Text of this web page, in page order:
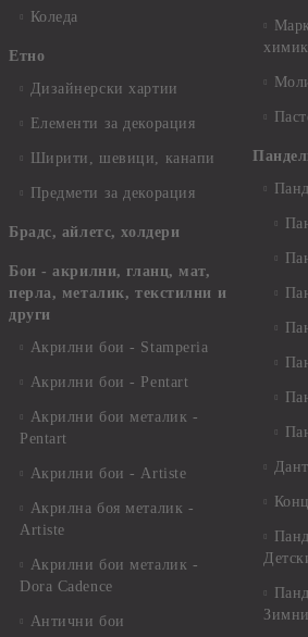
Коледа
Етно
Дизайнерски хартии
Елементи за декорация
Ширити, шевици, канапи
Предмети за декорация
Брадс, айлетс, холдери
Бои - акрилни, гланц, мат,
перла, металик, текстилни и
други
Акрилни бои - Stamperia
Акрилни бои - Pentart
Акрилни бои металик -
Pentart
Акрилни бои - Artiste
Акрилна боя металик -
Artiste
Акрилни бои металик -
Dora Cadence
Антични бои